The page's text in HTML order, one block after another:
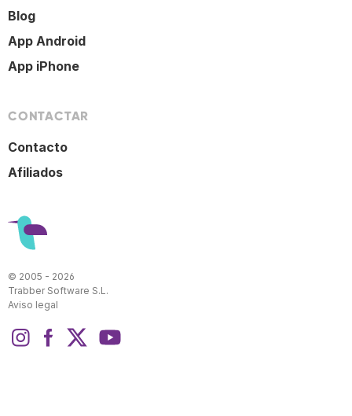
Blog
App Android
App iPhone
CONTACTAR
Contacto
Afiliados
© 2005 - 2026
Trabber Software S.L.
Aviso legal